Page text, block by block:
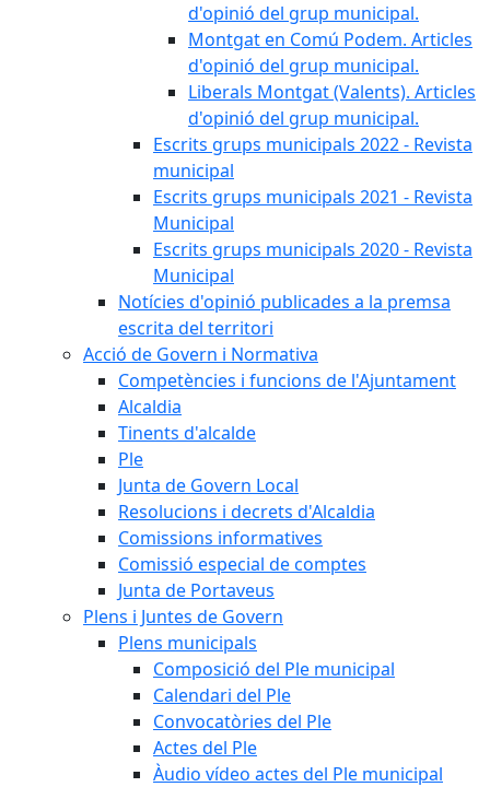
d'opinió del grup municipal.
Montgat en Comú Podem. Articles
d'opinió del grup municipal.
Liberals Montgat (Valents). Articles
d'opinió del grup municipal.
Escrits grups municipals 2022 - Revista
municipal
Escrits grups municipals 2021 - Revista
Municipal
Escrits grups municipals 2020 - Revista
Municipal
Notícies d'opinió publicades a la premsa
escrita del territori
Acció de Govern i Normativa
Competències i funcions de l'Ajuntament
Alcaldia
Tinents d'alcalde
Ple
Junta de Govern Local
Resolucions i decrets d'Alcaldia
Comissions informatives
Comissió especial de comptes
Junta de Portaveus
Plens i Juntes de Govern
Plens municipals
Composició del Ple municipal
Calendari del Ple
Convocatòries del Ple
Actes del Ple
Àudio vídeo actes del Ple municipal